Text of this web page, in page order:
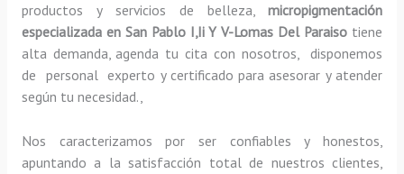
productos y servicios de belleza,micropigmentación
especializadaen San Pablo I,Ii Y V-Lomas Del Paraiso tiene
alta demanda, agenda tu cita con nosotros, disponemos
de personal experto y certificado para asesorar y atender
según tu necesidad.,
Nos caracterizamos por ser confiables y honestos,
apuntando a la satisfacción total de nuestros clientes,